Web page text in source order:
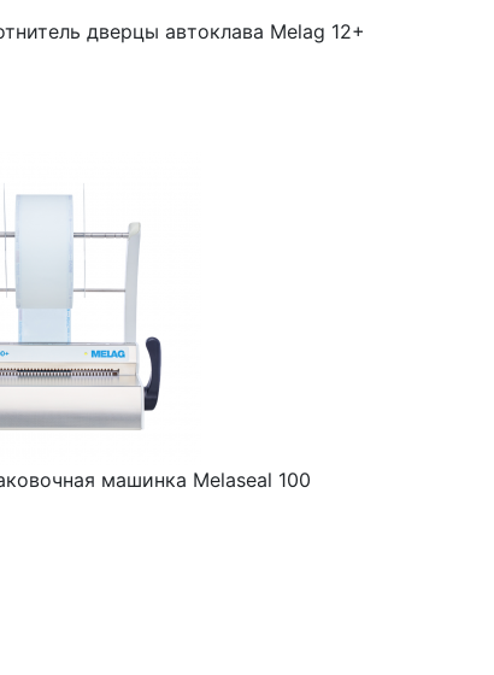
дверцы автоклава Melag 12+
машинка Melaseal 100